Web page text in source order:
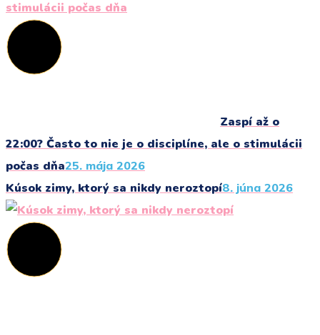
Zaspí až o
22:00? Často to nie je o disciplíne, ale o stimulácii
počas dňa25. mája 2026
Kúsok zimy, ktorý sa nikdy neroztopí8. júna 2026